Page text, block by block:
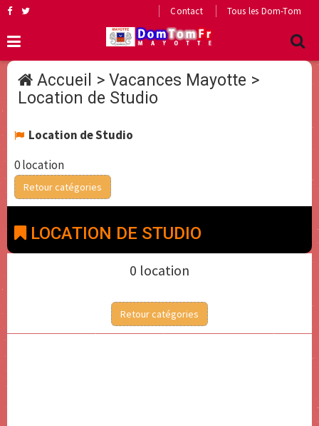
Contact Tous les Dom-Tom
Accueil > Vacances Mayotte >
Location de Studio
Location de Studio
0 location
Retour catégories
LOCATION DE STUDIO
0 location
Retour catégories